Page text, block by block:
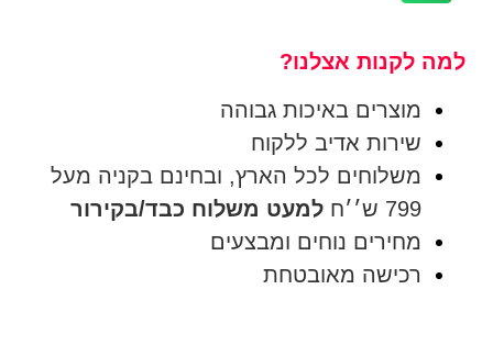
למה לקנות אצלנו?
מוצרים באיכות גבוהה
שירות אדיב ללקוח
משלוחים לכל הארץ, ובחינם בקניה מעל
799 ש׳׳ח
למעט משלוח כבד/בקירור
מחירים נוחים ומבצעים
רכישה מאובטחת